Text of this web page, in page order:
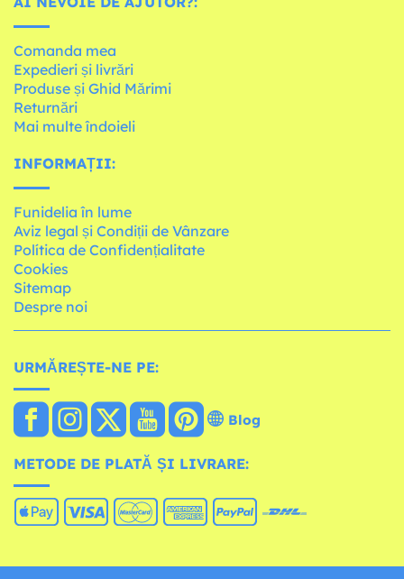
Comanda mea
Expedieri și livrări
Produse și Ghid Mărimi
Returnări
Mai multe îndoieli
INFORMAȚII:
Funidelia în lume
Aviz legal și Condiții de Vânzare
Política de Confidențialitate
Cookies
Sitemap
Despre noi
URMĂREȘTE-NE PE:
Blog
METODE DE PLATĂ ȘI LIVRARE: